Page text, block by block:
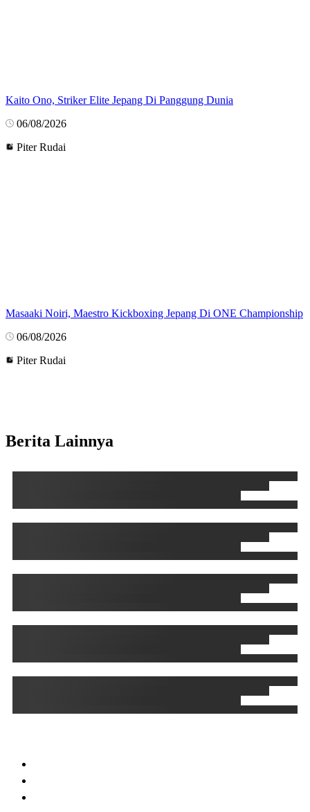
Kaito Ono, Striker Elite Jepang Di Panggung Dunia
06/08/2026
Piter Rudai
Masaaki Noiri, Maestro Kickboxing Jepang Di ONE Championship
06/08/2026
Piter Rudai
Berita Lainnya